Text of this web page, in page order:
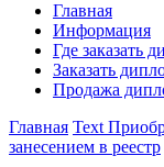
Главная
Информация
Где заказать
Заказать
Продажа
Главная Text
занесением в реестр